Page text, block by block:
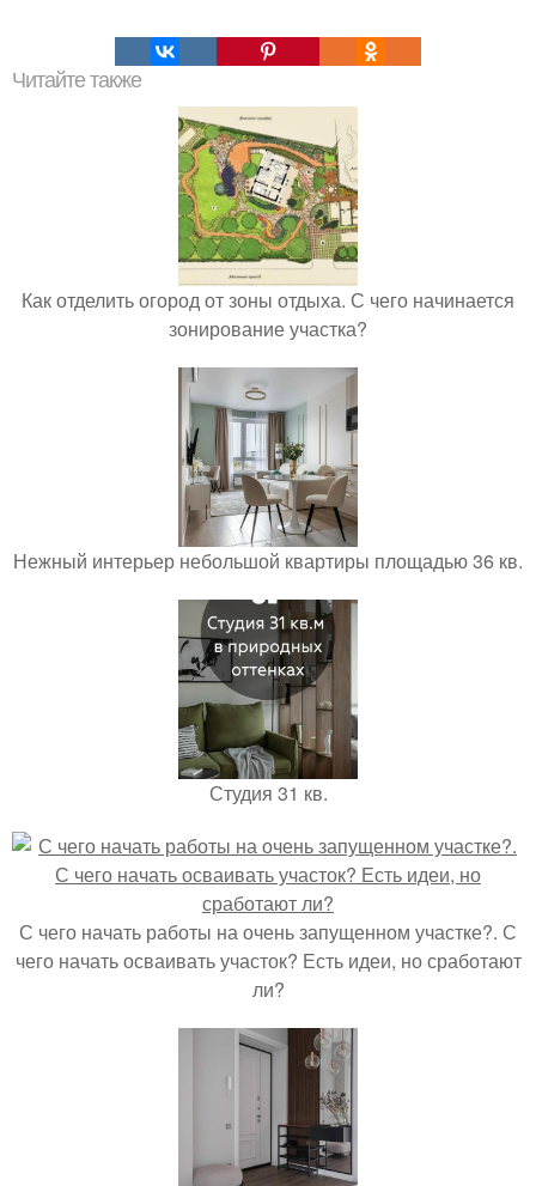
Читайте также
Как отделить огород от зоны отдыха. С чего начинается
зонирование участка?
Нежный интерьер небольшой квартиры площадью 36 кв.
Студия 31 кв.
С чего начать работы на очень запущенном участке?. С
чего начать осваивать участок? Есть идеи, но сработают
ли?